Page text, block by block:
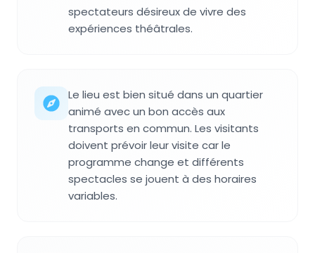
spectateurs désireux de vivre des
expériences théâtrales.
Le lieu est bien situé dans un quartier
animé avec un bon accès aux
transports en commun. Les visitants
doivent prévoir leur visite car le
programme change et différents
spectacles se jouent à des horaires
variables.